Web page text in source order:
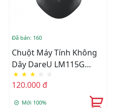
Đã bán: 160
Chuột Máy Tính Không
Dây DareU LM115G
(Đen/Hồng/Trắng)
★ ★ ★ ☆ ☆
120.000 đ
Mới 100%